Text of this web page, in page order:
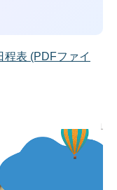
表 (PDFファイ